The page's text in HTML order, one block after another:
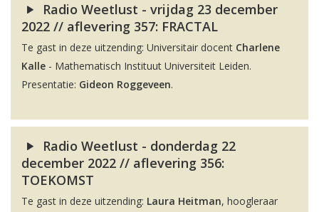
Radio Weetlust - vrijdag 23 december
2022 // aflevering 357: FRACTAL
Te gast in deze uitzending: Universitair docent Charlene
Kalle - Mathematisch Instituut Universiteit Leiden.
Presentatie: Gideon Roggeveen.
Radio Weetlust - donderdag 22
december 2022 // aflevering 356:
TOEKOMST
Te gast in deze uitzending: Laura Heitman, hoogleraar